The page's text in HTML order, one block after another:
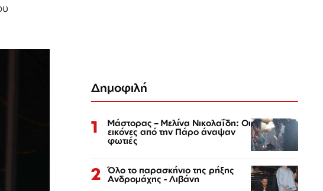
Δημοφιλή
1 Μάστορας – Μελίνα Νικολαΐδη: Οι
εικόνες από την Πάρο άναψαν
φωτιές
2 Όλο το παρασκήνιο της ρήξης
Ανδρομάχης - Λιβάνη